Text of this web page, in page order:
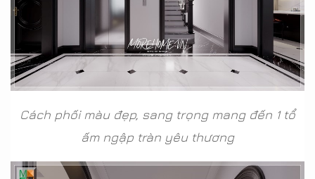
Cách phối màu đẹp, sang trọng mang đến 1 tổ
ấm ngập tràn yêu thương